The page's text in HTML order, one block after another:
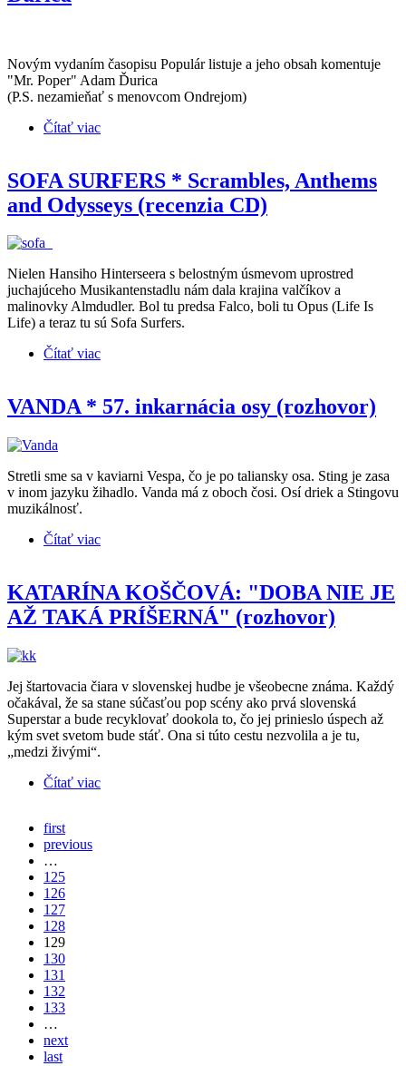
Novým vydaním časopisu Populár listuje a jeho obsah komentuje
"Mr. Poper" Adam Ďurica
(P.S. nezamieňať s menovcom Ondrejom)
Čítať viac
SOFA SURFERS * Scrambles, Anthems
and Odysseys (recenzia CD)
Nielen Hansiho Hinterseera s belostným úsmevom uprostred
juchajúceho Musikantenstadlu nám dala krajina valčíkov a
malinovky Almdudler. Bol tu predsa Falco, boli tu Opus (Life Is
Life) a teraz tu sú Sofa Surfers.
Čítať viac
VANDA * 57. inkarnácia osy (rozhovor)
Stretli sme sa v kaviarni Vespa, čo je po taliansky osa. Sting je zasa
v inom jazyku žihadlo. Vanda má z oboch čosi. Osí driek a Stingovu
muzikálnosť.
Čítať viac
KATARÍNA KOŠČOVÁ: "DOBA NIE JE
AŽ TAKÁ PRÍŠERNÁ" (rozhovor)
Jej štartovacia čiara v slovenskej hudbe je všeobecne známa. Každý
očakával, že sa stane súčasťou pop scény ako prvá slovenská
Superstar a bude recyklovať dookola to, čo jej prinieslo úspech až
kým svet svetom bude stáť. Ona si túto cestu nezvolila a je tu,
„medzi živými“.
Čítať viac
first
previous
…
125
126
127
128
129
130
131
132
133
…
next
last